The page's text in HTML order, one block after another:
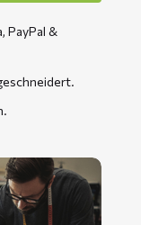
PayPal &